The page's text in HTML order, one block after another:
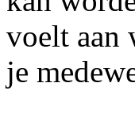
voelt aan
je